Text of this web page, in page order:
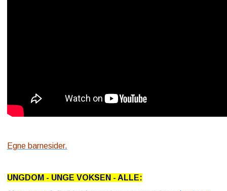
Egne barnesider.
UNGDOM - UNGE VOKSEN - ALLE: